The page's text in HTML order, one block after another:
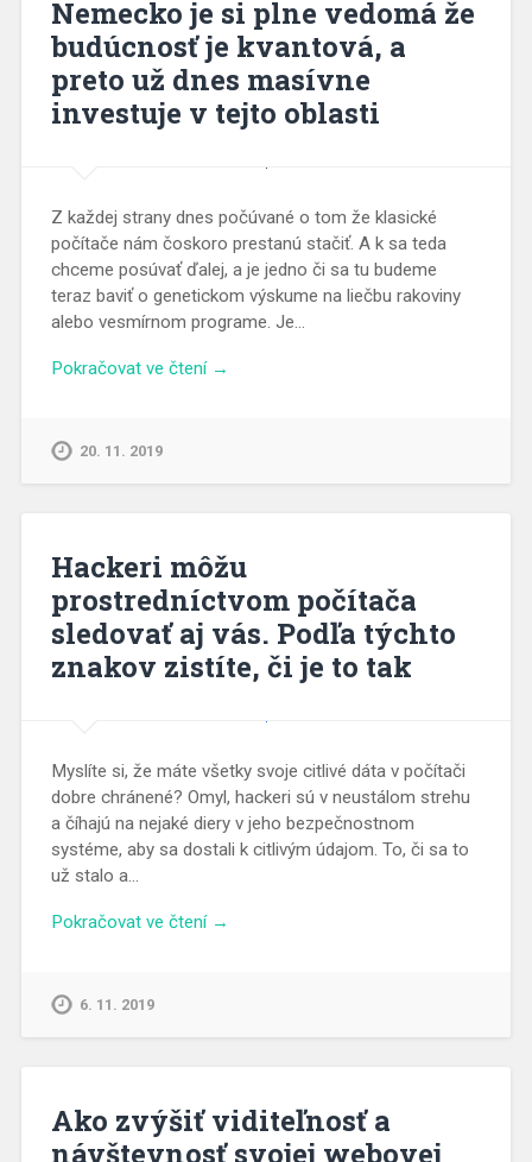
Nemecko je si plne vedomá že
budúcnosť je kvantová, a
preto už dnes masívne
investuje v tejto oblasti
Z každej strany dnes počúvané o tom že klasické
počítače nám čoskoro prestanú stačiť. A k sa teda
chceme posúvať ďalej, a je jedno či sa tu budeme
teraz baviť o genetickom výskume na liečbu rakoviny
alebo vesmírnom programe. Je…
Pokračovat ve čtení →
20. 11. 2019
Hackeri môžu
prostredníctvom počítača
sledovať aj vás. Podľa týchto
znakov zistíte, či je to tak
Myslíte si, že máte všetky svoje citlivé dáta v počítači
dobre chránené? Omyl, hackeri sú v neustálom strehu
a číhajú na nejaké diery v jeho bezpečnostnom
systéme, aby sa dostali k citlivým údajom. To, či sa to
už stalo a…
Pokračovat ve čtení →
6. 11. 2019
Ako zvýšiť viditeľnosť a
návštevnosť svojej webovej